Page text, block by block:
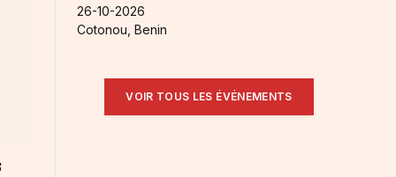
26-10-2026
Cotonou, Benin
VOIR TOUS LES ÉVÉNEMENTS